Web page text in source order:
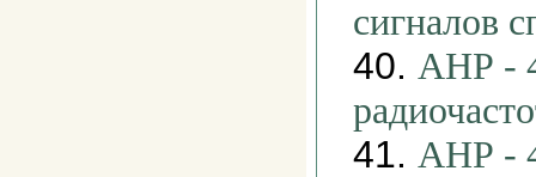
сигналов
40. АНР -
41. АНР -